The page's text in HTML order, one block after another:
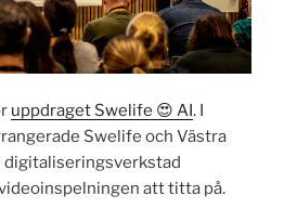
uppdraget Swelife 😍 AI. I
Swelife och Västra
digitaliseringsverkstad
att titta på.